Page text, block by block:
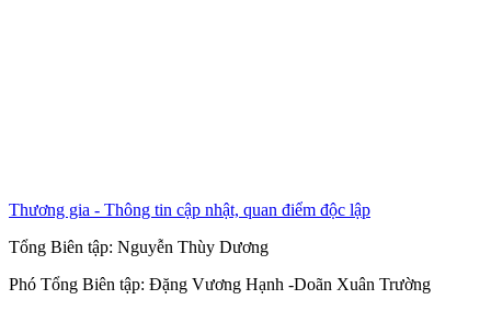
Thương gia - Thông tin cập nhật, quan điểm độc lập
Tổng Biên tập: Nguyễn Thùy Dương
Phó Tổng Biên tập: Đặng Vương Hạnh -Doãn Xuân Trường